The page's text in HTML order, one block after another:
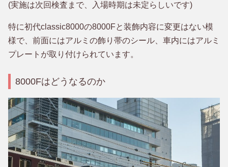
(実施は次回検査まで、入場時期は未定らしいです)
特に初代classic8000の8000Fと装飾内容に変更はない模
様で、前面にはアルミの飾り帯のシール、車内にはアルミ
プレートが取り付けられています。
8000Fはどうなるのか